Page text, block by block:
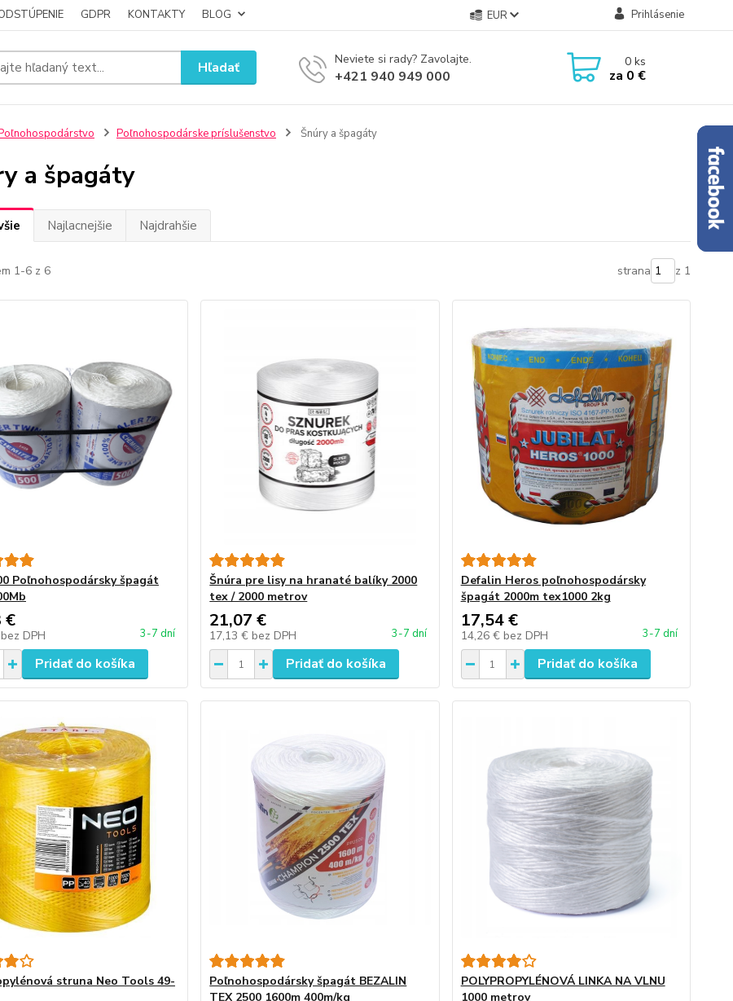
GDPR KONTAKTY BLOG EUR Prihlásenie
Hľadať Neviete si rady? Zavolajte.
+421 940 949 000
0ks
za 0 €
Poľnohospodárske príslušenstvo Šnúry a špagáty
a špagáty
Najlacnejšie Najdrahšie
1-6 z 6 strana z 1
Poľnohospodársky špagát
€
bez DPH 3-7 dní
Pridať do košíka
Šnúra pre lisy na hranaté balíky 2000
tex / 2000 metrov
21,07 €
17,13 € bez DPH 3-7 dní
Pridať do košíka
Defalin Heros poľnohospodársky
špagát 2000m tex1000 2kg
17,54 €
14,26 € bez DPH 3-7 dní
Pridať do košíka
struna Neo Tools 49-
Poľnohospodársky špagát BEZALIN
TEX 2500 1600m 400m/kg
POLYPROPYLÉNOVÁ LINKA NA VLNU
1000 metrov